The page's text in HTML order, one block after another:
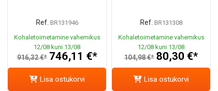
Ref. BR131946
Kohaletoimetamine vahemikus
12/08 kuni 13/08
916,32 €* 746,11 €*
Lisa ostukorvi
Ref. BR131308
Kohaletoimetamine vahemikus
12/08 kuni 13/08
104,98 €* 80,30 €*
Lisa ostukorvi